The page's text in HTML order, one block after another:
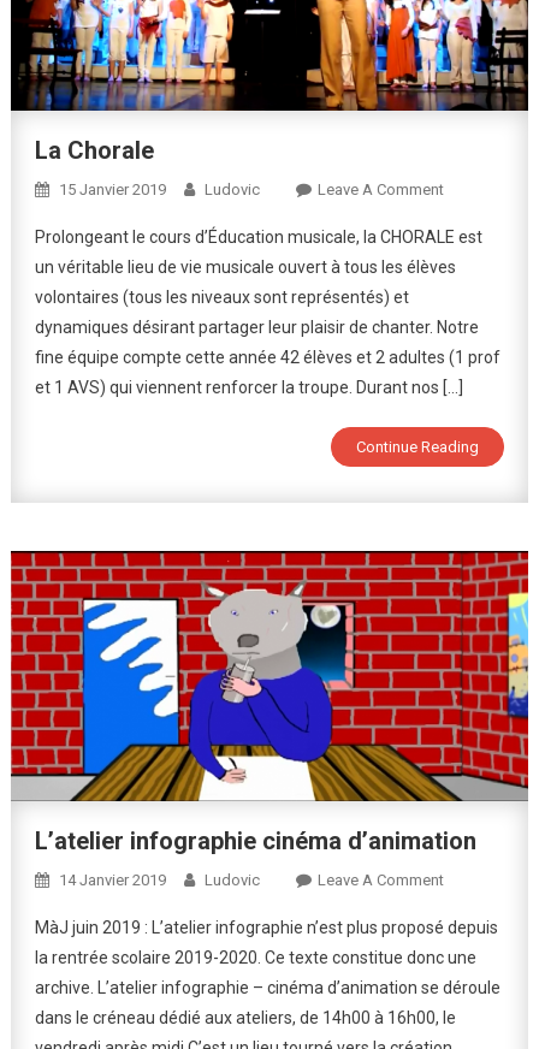
La Chorale
15 Janvier 2019 Ludovic Leave A CommentOn
Chorale
Prolongeant le cours d’Éducation musicale, la CHORALE est
un véritable lieu de vie musicale ouvert à tous les élèves
volontaires (tous les niveaux sont représentés) et
dynamiques désirant partager leur plaisir de chanter. Notre
fine équipe compte cette année 42 élèves et 2 adultes (1 prof
et 1 AVS) qui viennent renforcer la troupe. Durant nos […]
Continue Reading
L’atelier infographie cinéma d’animation
14 Janvier 2019 Ludovic Leave A CommentOn
Infographie
Cinéma
D’animation
MàJ juin 2019 : L’atelier infographie n’est plus proposé depuis
la rentrée scolaire 2019-2020. Ce texte constitue donc une
archive. L’atelier infographie – cinéma d’animation se déroule
dans le créneau dédié aux ateliers, de 14h00 à 16h00, le